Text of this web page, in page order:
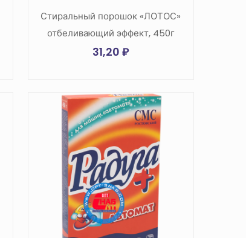
Стиральный порошок «ЛОТОС»
отбеливающий эффект, 450г
31,20 ₽